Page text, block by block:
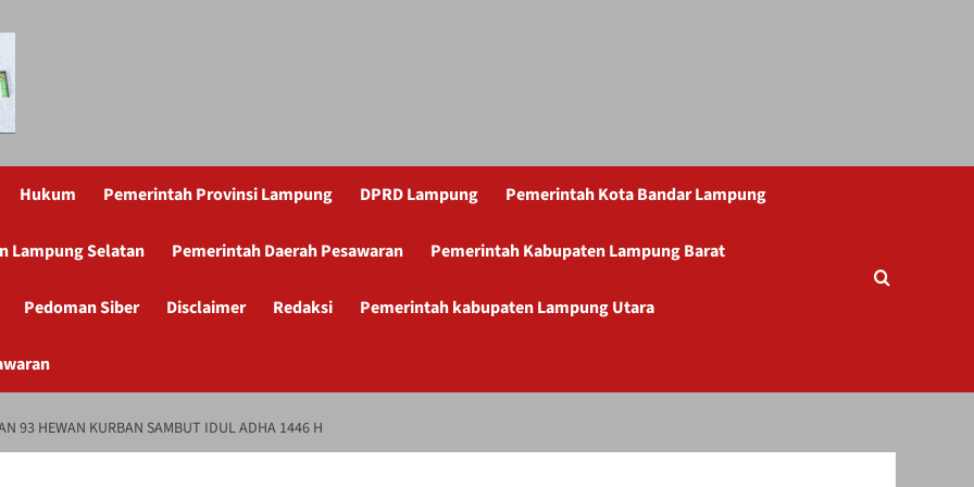
Hukum Pemerintah Provinsi Lampung DPRD Lampung Pemerintah Kota Bandar Lampung
Lampung Selatan Pemerintah Daerah Pesawaran Pemerintah Kabupaten Lampung Barat
Pedoman Siber Disclaimer Redaksi Pemerintah kabupaten Lampung Utara
93 HEWAN KURBAN SAMBUT IDUL ADHA 1446 H